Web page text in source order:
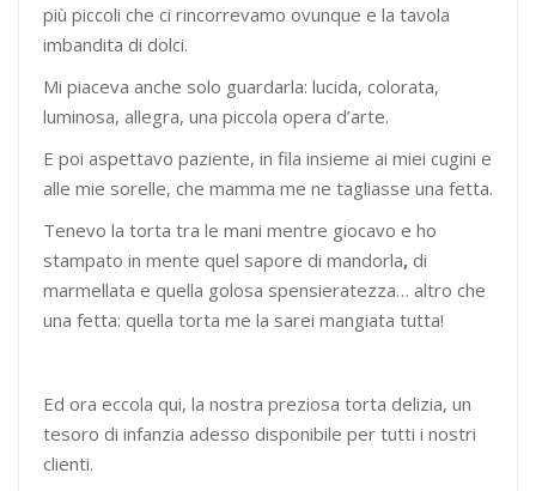
più piccoli che ci rincorrevamo ovunque e la tavola
imbandita di dolci.
Mi piaceva anche solo guardarla: lucida, colorata,
luminosa, allegra, una piccola opera d’arte.
E poi aspettavo paziente, in fila insieme ai miei cugini e
alle mie sorelle, che mamma me ne tagliasse una fetta.
Tenevo la torta tra le mani mentre giocavo e ho
stampato in mente quel sapore di mandorla, di
marmellata e quella golosa spensieratezza… altro che
una fetta: quella torta me la sarei mangiata tutta!
Ed ora eccola qui, la nostra preziosa torta delizia, un
tesoro di infanzia adesso disponibile per tutti i nostri
clienti.